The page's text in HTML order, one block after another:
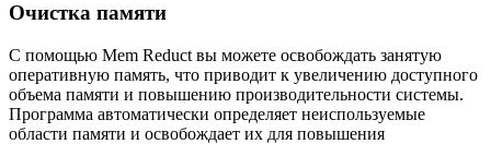
Очистка памяти
С помощью Mem Reduct вы можете освобождать занятую
оперативную память, что приводит к увеличению доступного
объема памяти и повышению производительности системы.
Программа автоматически определяет неиспользуемые
области памяти и освобождает их для повышения